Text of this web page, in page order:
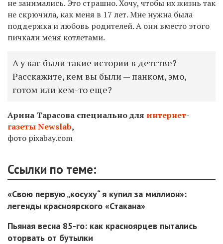
не занимались. Это страшно. Хочу, чтобы их жизнь так
не скрючила, как меня в 17 лет. Мне нужна была
поддержка и любовь родителей. А они вместо этого
пичкали меня котлетами.
А у вас были такие истории в детстве?
Расскажите, кем вы были — панком, эмо,
готом или кем-то еще?
Арина Тарасова специально для интернет-
газеты Newslab,
фото pixabay.com
Ссылки по теме:
«Свою первую „косуху“ я купил за миллион»:
легенды красноярского «Стакана»
Пьяная весна 85-го: как красноярцев пытались
оторвать от бутылки